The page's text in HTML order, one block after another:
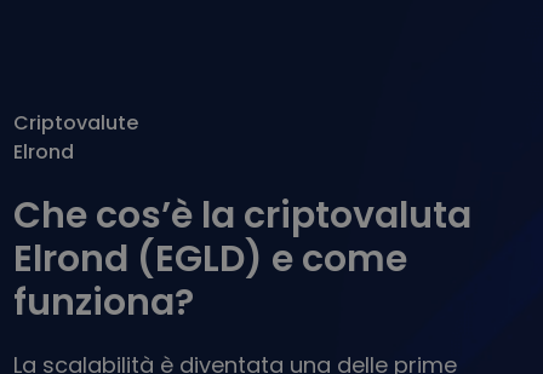
Trova opportunità di investimento
Aggiunte di recente
Cosa sarebbe successo se avessi acquistato 100€ di…
...oggi il valore sarebbe
Compra e vendi criptovalute
Compra più di 300 criptovalute
Scambia criptovalute
Oltre 1.000 combinazioni di coppie
Portafogli intelligenti
L’investimento intelligente in criptovalute
Un wallet di criptovalute semplice e sicuro
Criptovalute
Elrond
Che cos’è la criptovaluta
Elrond (EGLD) e come
funziona?
La scalabilità è diventata una delle prime